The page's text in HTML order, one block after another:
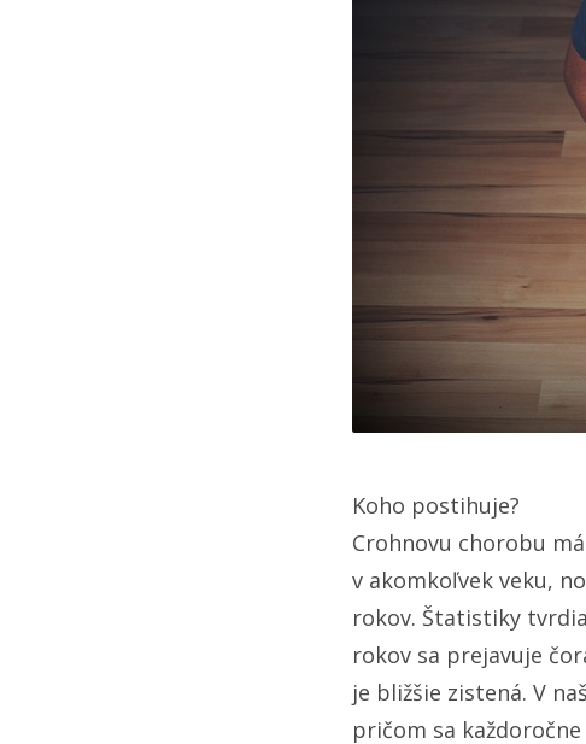
Koho postihuje?
Crohnovu chorobu
v akomkoľvek veku,
rokov. Štatistiky
rokov sa prejavuje
je bližšie zistená. V
pričom sa